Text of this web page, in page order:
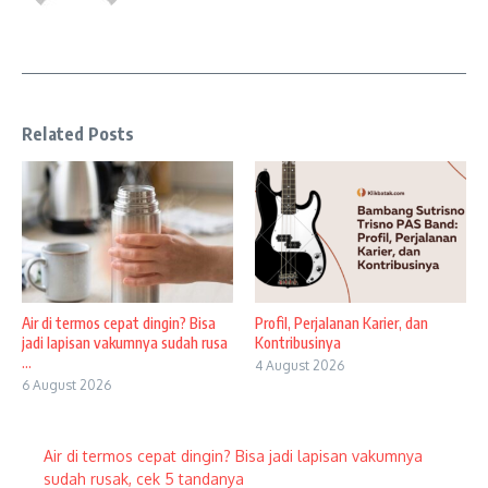
Related Posts
Air di termos cepat dingin? Bisa
jadi lapisan vakumnya sudah rusa
...
6 August 2026
Profil, Perjalanan Karier, dan
Kontribusinya
4 August 2026
Air di termos cepat dingin? Bisa jadi lapisan vakumnya
sudah rusak, cek 5 tandanya